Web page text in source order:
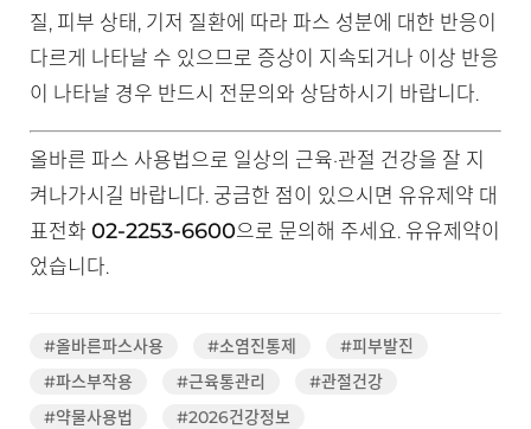
질, 피부 상태, 기저 질환에 따라 파스 성분에 대한 반응이
다르게 나타날 수 있으므로 증상이 지속되거나 이상 반응
이 나타날 경우 반드시 전문의와 상담하시기 바랍니다.
올바른 파스 사용법으로 일상의 근육·관절 건강을 잘 지
켜나가시길 바랍니다. 궁금한 점이 있으시면 유유제약 대
표전화 02-2253-6600으로 문의해 주세요. 유유제약이
었습니다.
#올바른파스사용 #소염진통제
#피부발진
#파스부작용
#근육통관리
#관절건강
#약물사용법
#2026건강정보